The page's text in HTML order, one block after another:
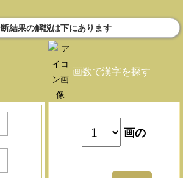
結果の解説は下にあります
画数で漢字を探す
画の